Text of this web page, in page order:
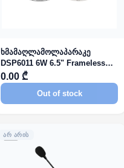
ხმამაღლამოლაპარაკე
DSP6011 6W 6.5" Frameless
Ceiling Speaker
0.00 ₾
Out of stock
ᲐᲠ ᲐᲠᲘᲡ